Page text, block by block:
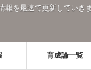
報を最速で更新していき
育成論一覧